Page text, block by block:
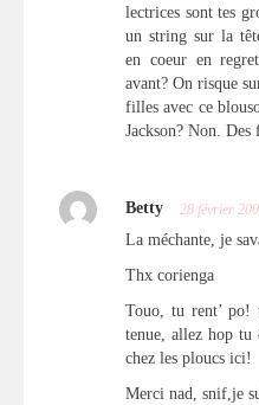
lectrices sont tes
un string sur la
en coeur en
avant? On risque
filles avec ce
Jackson? Non.
Betty 28 février
La méchante, je
Thx corienga
Touo, tu rent’ po!
tenue, allez hop tu
chez les ploucs ici!
Merci nad, snif,je